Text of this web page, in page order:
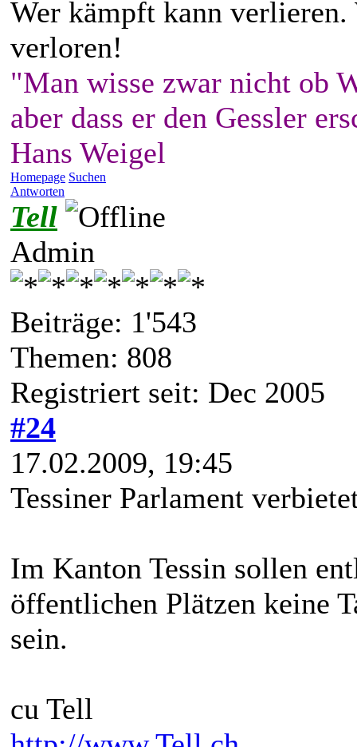
Wer kämpft kann
verloren!
"Man wisse zwar nicht ob
aber dass er den Gessler
Hans Weigel
Homepage Suchen
Antworten
Tell
Admin
Beiträge: 1'543
Themen: 808
Registriert seit: Dec 2005
#24
17.02.2009, 19:45
Tessiner Parlament
Im Kanton Tessin sollen
öffentlichen Plätzen keine
sein.
cu Tell